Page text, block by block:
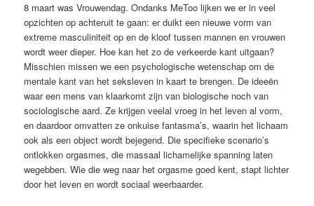
8 maart was Vrouwendag. Ondanks MeToo lijken we er in veel
opzichten op achteruit te gaan: er duikt een nieuwe vorm van
extreme masculiniteit op en de kloof tussen mannen en vrouwen
wordt weer dieper. Hoe kan het zo de verkeerde kant uitgaan?
Misschien missen we een psychologische wetenschap om de
mentale kant van het seksleven in kaart te brengen. De ideeën
waar een mens van klaarkomt zijn van biologische noch van
sociologische aard. Ze krijgen veelal vroeg in het leven al vorm,
en daardoor omvatten ze onkuise fantasma’s, waarin het lichaam
ook als een object wordt bejegend. Die specifieke scenario’s
ontlokken orgasmes, die massaal lichamelijke spanning laten
weg­ebben. Wie die weg naar het orgasme goed kent, stapt lichter
door het leven en wordt sociaal weerbaarder.